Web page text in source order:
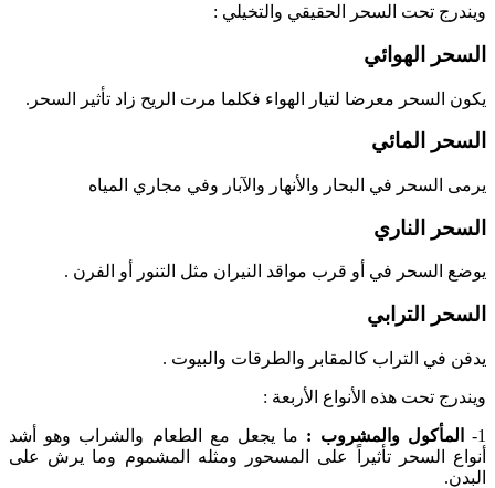
ويندرج تحت السحر الحقيقي والتخيلي :
السحر الهوائي
يكون السحر معرضا لتيار الهواء فكلما مرت الريح زاد تأثير السحر.
السحر المائي
يرمى السحر في البحار والأنهار والآبار وفي مجاري المياه
السحر الناري
يوضع السحر في أو قرب مواقد النيران مثل التنور أو الفرن .
السحر الترابي
يدفن في التراب كالمقابر والطرقات والبيوت .
ويندرج تحت هذه الأنواع الأربعة :
1- المأكول والمشروب : ما يجعل مع الطعام والشراب وهو أشد
أنواع السحر تأثيراً على المسحور ومثله المشموم وما يرش على
البدن.